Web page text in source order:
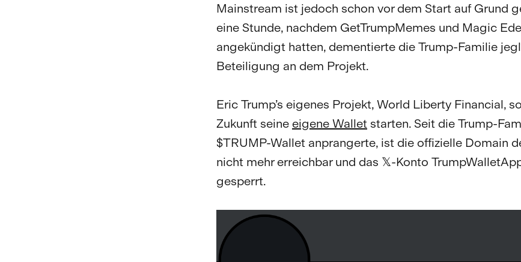
Mainstream ist jedoch schon vor dem Start auf Grund
eine Stunde, nachdem GetTrumpMemes und Magic
angekündigt hatten, dementierte die Trump-Familie
Beteiligung an dem Projekt.
Eric Trump’s eigenes Projekt, World Liberty Financial,
Zukunft seine eigene Wallet starten. Seit die Trump-
$TRUMP-Wallet anprangerte, ist die offizielle Domain
nicht mehr erreichbar und das 𝕏-Konto
gesperrt.